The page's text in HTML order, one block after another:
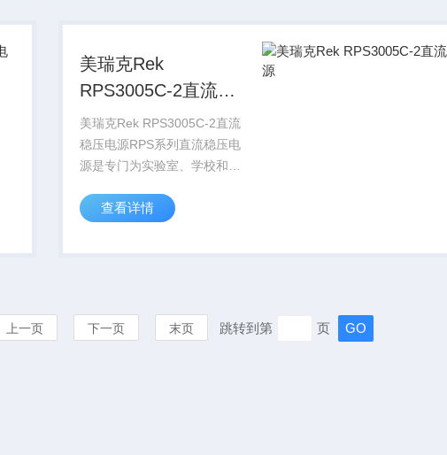
美瑞克Rek
RPS3005C-2直流稳
压电源
美瑞克Rek RPS3005C-2直流
稳压电源RPS系列直流稳压电
源是专门为实验室、学校和生
压和输出负载电流都可在0和
限流保护功能及自带一个
查看详情
上一页 下一页 末页 跳转到第 页